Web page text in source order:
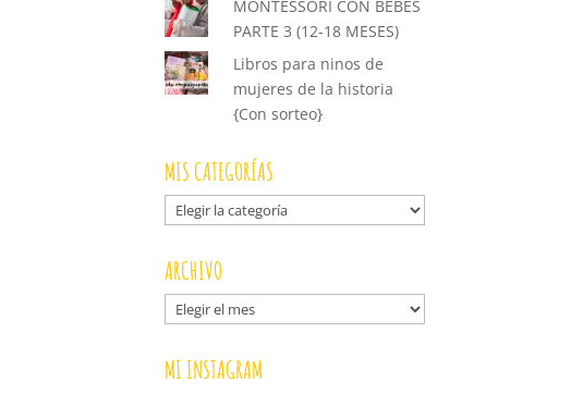
MONTESSORI CON BEBES
PARTE 3 (12-18 MESES)
Libros para ninos de
mujeres de la historia
{Con sorteo}
MIS CATEGORÍAS
Mis
categorías
ARCHIVO
Archivo
MI INSTAGRAM